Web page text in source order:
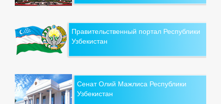
Правительственный портал Республики
Узбекистан
Сенат Олий Мажлиса Республики
Узбекистан